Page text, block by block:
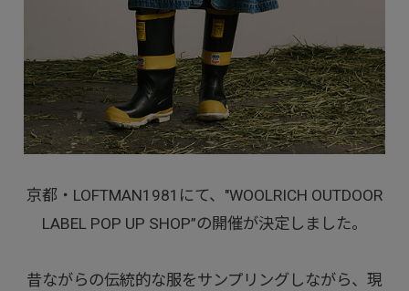
京都・LOFTMAN1981にて、"WOOLRICH OUTDOOR
LABEL POP UP SHOP”の開催が決定しました。
昔ながらの伝統的な服をサンプリングしながら、現